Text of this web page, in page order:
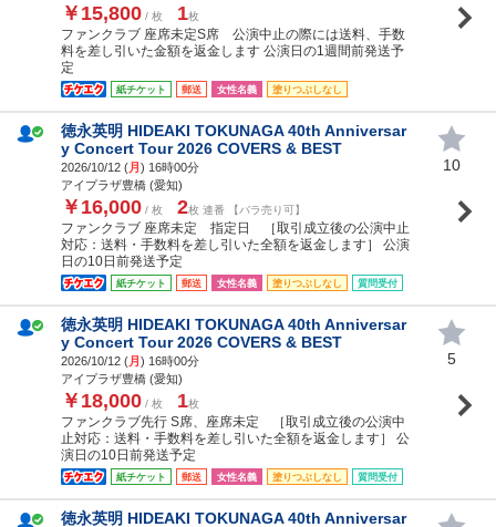
￥15,800 / 枚 1枚
ファンクラブ 座席未定S席 公演中止の際には送料、手数
料を差し引いた金額を返金します 公演日の1週間前発送予
定
紙チケット 郵送 女性名義 塗りつぶしなし
徳永英明 HIDEAKI TOKUNAGA 40th Anniversar
y Concert Tour 2026 COVERS & BEST
2026/10/12 (月) 16時00分
アイプラザ豊橋 (愛知)
￥16,000 / 枚 2枚 連番 【バラ売り可】
ファンクラブ 座席未定 指定日 ［取引成立後の公演中止
対応：送料・手数料を差し引いた全額を返金します］ 公演
日の10日前発送予定
紙チケット 郵送 女性名義 塗りつぶしなし 質問受付
10
徳永英明 HIDEAKI TOKUNAGA 40th Anniversar
y Concert Tour 2026 COVERS & BEST
2026/10/12 (月) 16時00分
アイプラザ豊橋 (愛知)
￥18,000 / 枚 1枚
ファンクラブ先行 S席、座席未定 ［取引成立後の公演中
止対応：送料・手数料を差し引いた全額を返金します］ 公
演日の10日前発送予定
紙チケット 郵送 女性名義 塗りつぶしなし 質問受付
5
徳永英明 HIDEAKI TOKUNAGA 40th Anniversar